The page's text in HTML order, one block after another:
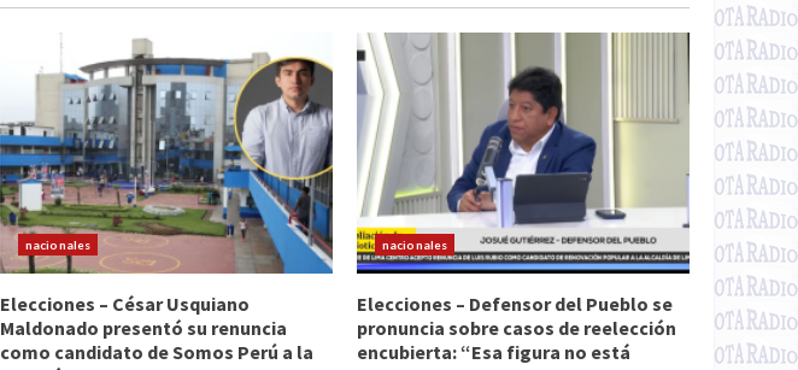
nacionales
Elecciones – César Usquiano
Maldonado presentó su renuncia
como candidato de Somos Perú a la
nacionales
Elecciones – Defensor del Pueblo se
pronuncia sobre casos de reelección
encubierta: “Esa figura no está